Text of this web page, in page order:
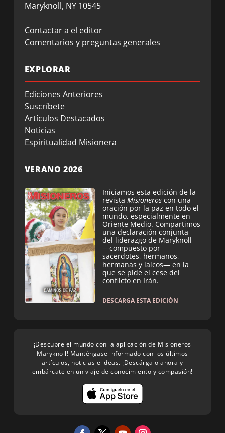
Maryknoll, NY 10545
Contactar a el editor
Comentarios y preguntas generales
EXPLORAR
Ediciones Anteriores
Suscríbete
Artículos Destacados
Noticias
Espiritualidad Misionera
VERANO 2026
Iniciamos esta edición de la
revista Misioneros con una
oración por la paz en todo el
mundo, especialmente en
Oriente Medio. Compartimos
una declaración conjunta
del liderazgo de Maryknoll
—compuesto por
sacerdotes, hermanos,
hermanas y laicos— en la
que se pide el cese del
conflicto en Irán.
DESCARGA ESTA EDICIÓN
¡Descubre el mundo con la aplicación de Misioneros
Maryknoll! Manténgase informado con los últimos
artículos, noticias e ideas. ¡Descárgalo ahora y
embárcate en un viaje de conocimiento y compasión!